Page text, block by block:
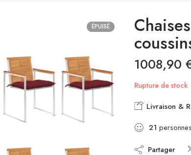
ÉPUISÉ
1008,90
Rupture de stock
Livraison &
21
Partager